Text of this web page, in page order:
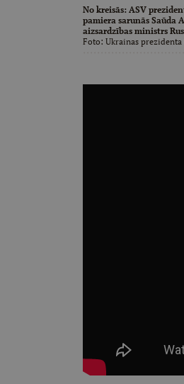
No kreisās: ASV
pamiera sarunās
aizsardzības ministrs
Foto: Ukrainas